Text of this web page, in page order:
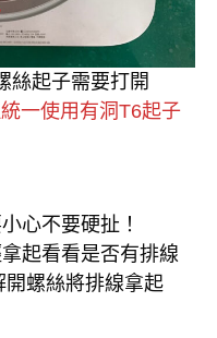
絲起子需要打開
一使用有洞T6起子
心不要硬扯！
起看看是否有排線
開螺絲將排線拿起